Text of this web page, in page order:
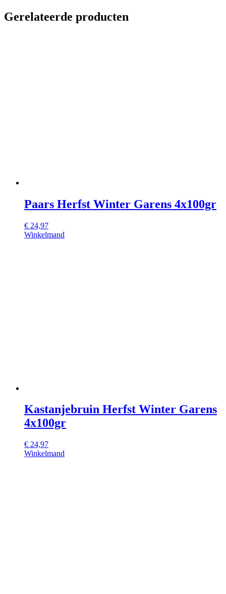
Gerelateerde producten
Paars Herfst Winter Garens 4x100gr
€ 24,97
Winkelmand
Kastanjebruin Herfst Winter Garens
4x100gr
€ 24,97
Winkelmand